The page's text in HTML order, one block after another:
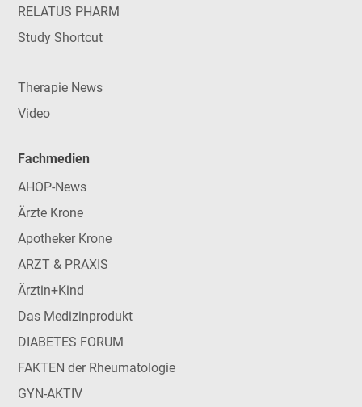
RELATUS PHARM
Study Shortcut
Therapie News
Video
Fachmedien
AHOP-News
Ärzte Krone
Apotheker Krone
ARZT & PRAXIS
Ärztin+Kind
Das Medizinprodukt
DIABETES FORUM
FAKTEN der Rheumatologie
GYN-AKTIV